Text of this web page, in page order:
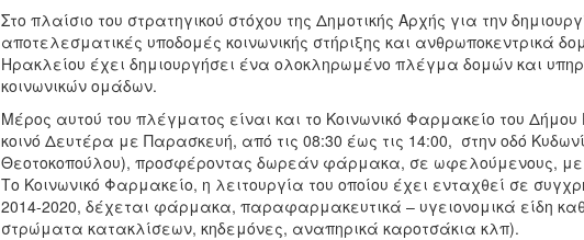
Στο πλαίσιο του στρατηγικού στόχου της Δημοτικής Αρχής για την
αποτελεσματικές υποδομές κοινωνικής στήριξης και ανθρωποκεντρικά
Ηρακλείου έχει δημιουργήσει ένα ολοκληρωμένο πλέγμα δομών και
κοινωνικών ομάδων.
Μέρος αυτού του πλέγματος είναι και το Κοινωνικό Φαρμακείο του Δήμου
κοινό Δευτέρα με Παρασκευή, από τις 08:30 έως τις 14:00, στην οδό
Θεοτοκοπούλου), προσφέροντας δωρεάν φάρμακα, σε ωφελούμενους, με
Το Κοινωνικό Φαρμακείο, η λειτουργία του οποίου έχει ενταχθεί σε
2014-2020, δέχεται φάρμακα, παραφαρμακευτικά – υγειονομικά είδη
στρώματα κατακλίσεων, κηδεμόνες, αναπηρικά καροτσάκια κλπ).